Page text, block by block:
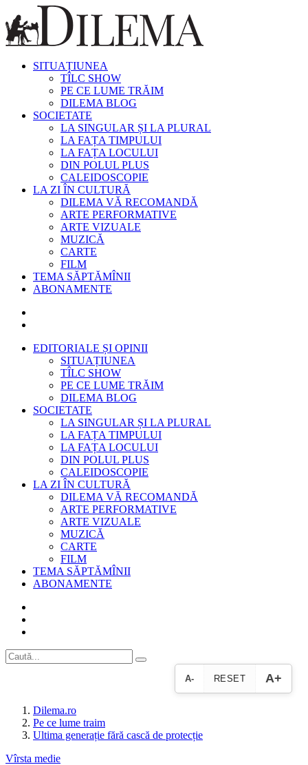
SITUAȚIUNEA
TÎLC SHOW
PE CE LUME TRĂIM
DILEMA BLOG
SOCIETATE
LA SINGULAR ȘI LA PLURAL
LA FAȚA TIMPULUI
LA FAȚA LOCULUI
DIN POLUL PLUS
CALEIDOSCOPIE
LA ZI ÎN CULTURĂ
DILEMA VĂ RECOMANDĂ
ARTE PERFORMATIVE
ARTE VIZUALE
MUZICĂ
CARTE
FILM
TEMA SĂPTĂMÎNII
ABONAMENTE
EDITORIALE ȘI OPINII
SITUAȚIUNEA
TÎLC SHOW
PE CE LUME TRĂIM
DILEMA BLOG
SOCIETATE
LA SINGULAR ȘI LA PLURAL
LA FAȚA TIMPULUI
LA FAȚA LOCULUI
DIN POLUL PLUS
CALEIDOSCOPIE
LA ZI ÎN CULTURĂ
DILEMA VĂ RECOMANDĂ
ARTE PERFORMATIVE
ARTE VIZUALE
MUZICĂ
CARTE
FILM
TEMA SĂPTĂMÎNII
ABONAMENTE
A- RESET A+
Dilema.ro
Pe ce lume traim
Ultima generație fără cască de protecție
Vîrsta medie